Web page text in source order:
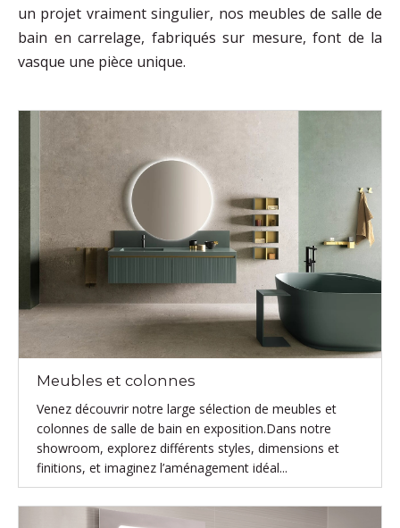
un projet vraiment singulier, nos meubles de salle de
bain en carrelage, fabriqués sur mesure, font de la
vasque une pièce unique.
Meubles et colonnes
Venez découvrir notre large sélection de meubles et
colonnes de salle de bain en exposition.Dans notre
showroom, explorez différents styles, dimensions et
finitions, et imaginez l’aménagement idéal...